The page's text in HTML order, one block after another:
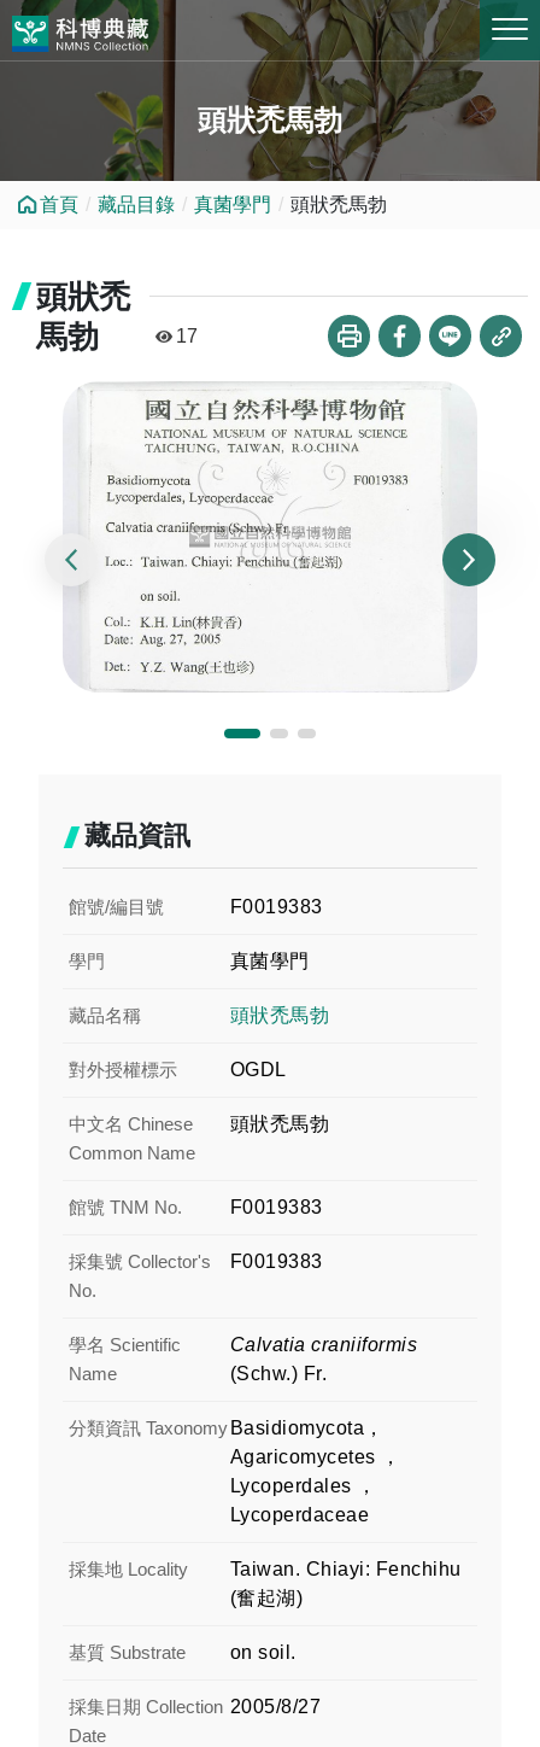
跳到中央內容區塊
頭狀禿馬勃
首頁 藏品目錄 真菌學門 頭狀禿馬勃
頭狀禿
馬勃
17
藏品資訊
館號/編目號 F0019383
學門 真菌學門
藏品名稱 頭狀禿馬勃
對外授權標示 OGDL
中文名 Chinese
Common Name
頭狀禿馬勃
館號 TNM No. F0019383
採集號 Collector's
No.
F0019383
學名 Scientific
Name
Calvatia craniiformis
(Schw.) Fr.
分類資訊 Taxonomy Basidiomycota，
Agaricomycetes ，
Lycoperdales ，
Lycoperdaceae
採集地 Locality
Taiwan. Chiayi: Fenchihu
(奮起湖)
基質 Substrate on soil.
採集日期 Collection
Date
2005/8/27